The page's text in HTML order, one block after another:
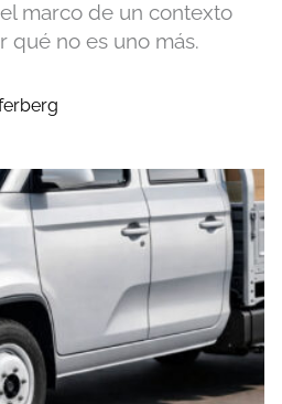
marco de un contexto
qué no es uno más.